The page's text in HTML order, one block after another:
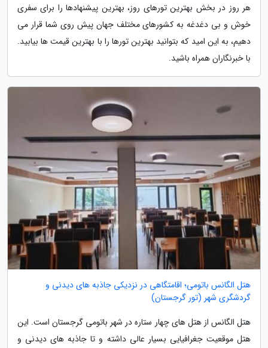
هر روز در بخش بهترین تورهای روز، بهترین پیشنهادها را برای سفری
خوش و بی دغدغه به کشورهای مختلف جهان پیش روی شما قرار می
دهیم، به این امید که بتوانید بهترین تورها را با بهترین قیمت ها بیابید.
با خبرنگاران همراه باشید.
هتل الگانس باتومی؛ اقامتگاهی در نزدیکی جاذبه های دیدنی و
گردشگری شهر (تور گرجستان)
هتل الگانس از هتل های چهار ستاره در شهر باتومی گرجستان است. این
هتل موقعیت جغرافیایی بسیار عالی داشته و تا جاذبه های دیدنی و